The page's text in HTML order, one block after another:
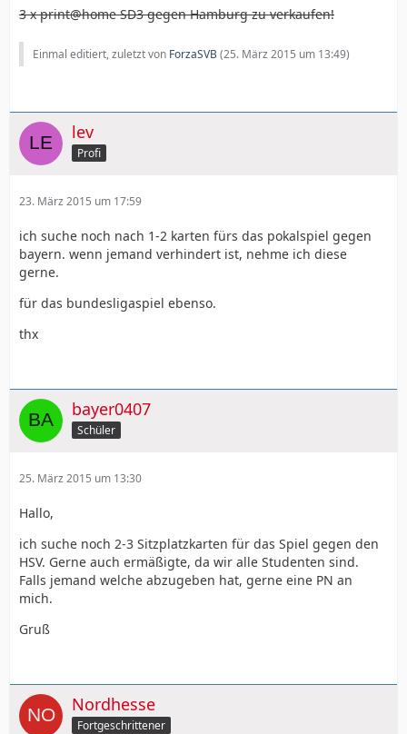
3 x print@home SD3 gegen Hamburg zu verkaufen!
Einmal editiert, zuletzt von ForzaSVB(25. März 2015 um 13:49)
lev
Profi
23. März 2015 um 17:59
ich suche noch nach 1-2 karten fürs das pokalspiel gegen
bayern. wenn jemand verhindert ist, nehme ich diese
gerne.
für das bundesligaspiel ebenso.
thx
bayer0407
Schüler
25. März 2015 um 13:30
Hallo,
ich suche noch 2-3 Sitzplatzkarten für das Spiel gegen den
HSV. Gerne auch ermäßigte, da wir alle Studenten sind.
Falls jemand welche abzugeben hat, gerne eine PN an
mich.
Gruß
Nordhesse
Fortgeschrittener